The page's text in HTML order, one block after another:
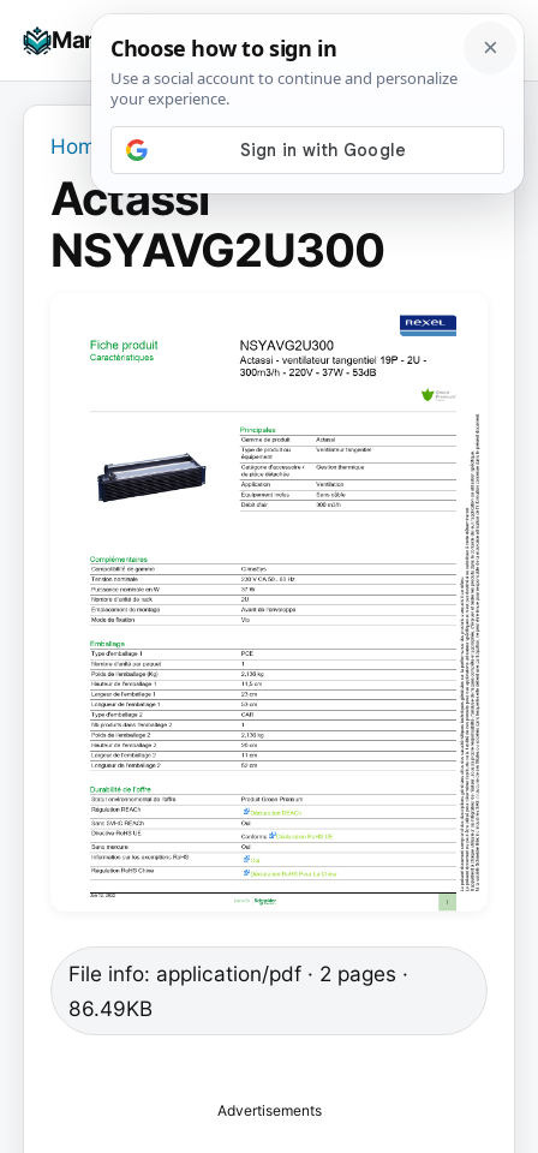
Manuals+
☰
Home Actassi NSYAVG2U300
Actassi
NSYAVG2U300
File info: application/pdf · 2 pages ·
86.49KB
Advertisements